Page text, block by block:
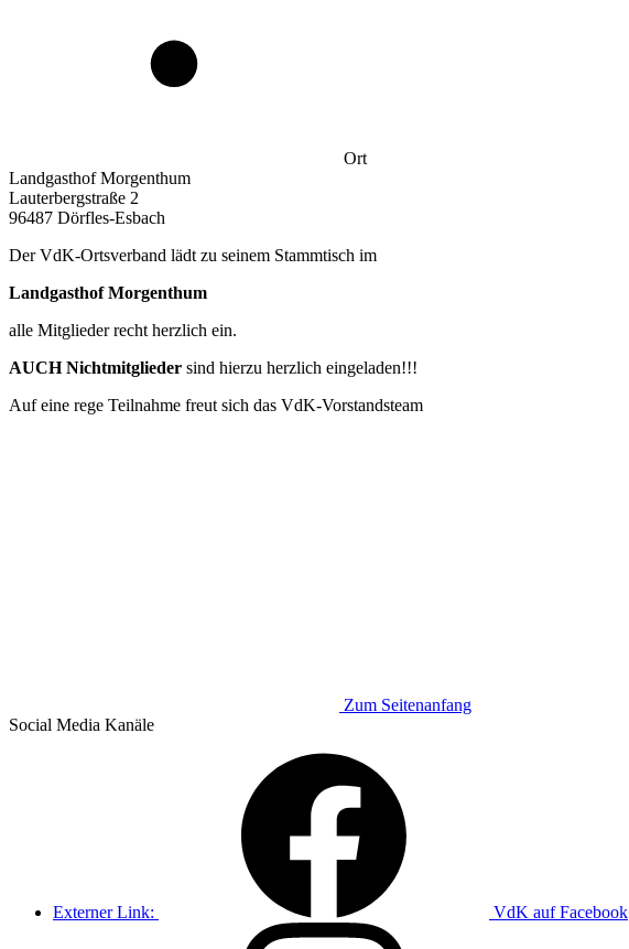
Ort
Landgasthof Morgenthum
Lauterbergstraße 2
96487 Dörfles-Esbach
Der VdK-Ortsverband lädt zu seinem Stammtisch im
Landgasthof Morgenthum
alle Mitglieder recht herzlich ein.
AUCH Nichtmitglieder sind hierzu herzlich eingeladen!!!
Auf eine rege Teilnahme freut sich das VdK-Vorstandsteam
Zum Seitenanfang
Social Media Kanäle
Externer Link: VdK auf Facebook